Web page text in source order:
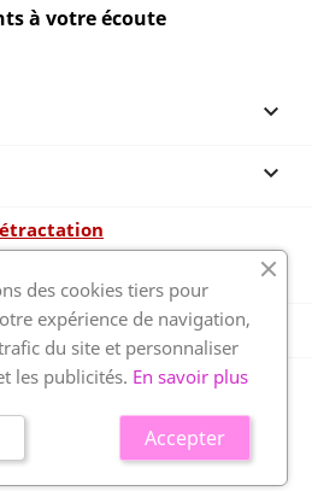
à votre écoute



des Avis Garantis,cliquez ici pour
développé par Wess
des cookies tiers pour
expérience de navigation,
du site et personnaliser
les publicités. En savoir plus
Accepter